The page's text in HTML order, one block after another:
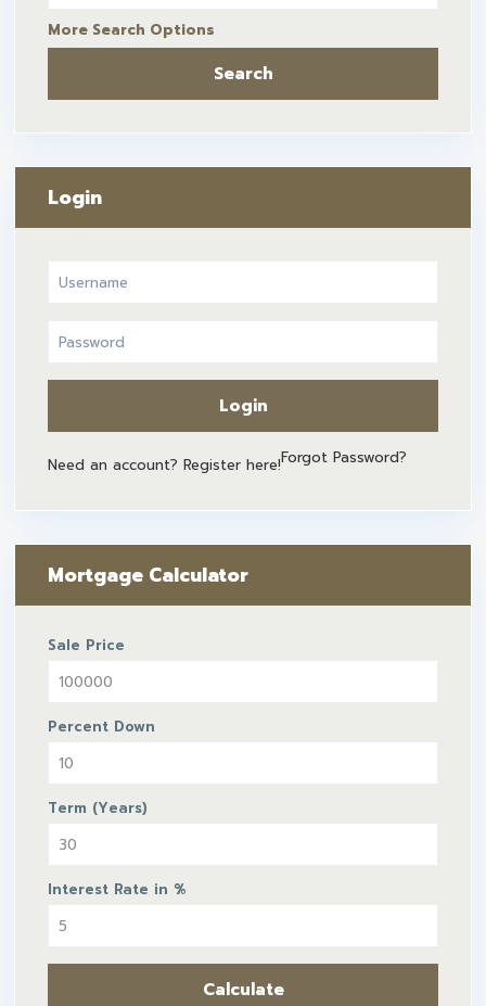
More Search Options
Search
Login
Login
Need an account? Register here!Forgot Password?
Mortgage Calculator
Sale Price
Percent Down
Term (Years)
Interest Rate in %
Calculate